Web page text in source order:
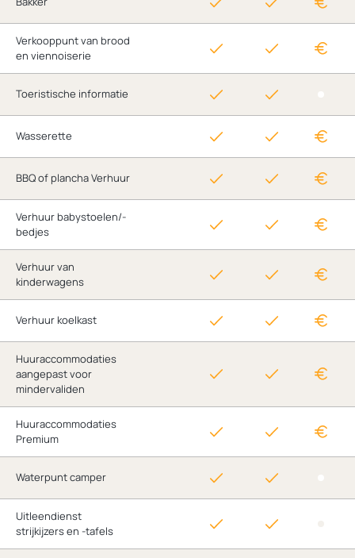
Verkooppunt van brood
en viennoiserie
Toeristische informatie
Wasserette
BBQ of plancha Verhuur
Verhuur babystoelen/-
bedjes
Verhuur van
kinderwagens
Verhuur koelkast
Huuraccommodaties
aangepast voor
mindervaliden
Huuraccommodaties
Premium
Waterpunt camper
Uitleendienst
strijkijzers en -tafels